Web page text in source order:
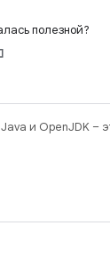
полезной?
Java и OpenJDK –